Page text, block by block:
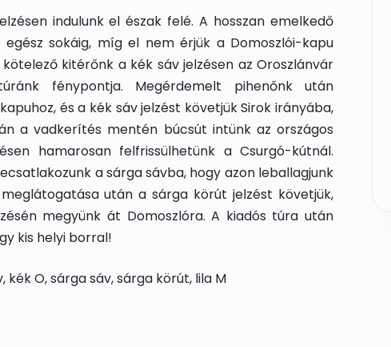
indulunk el észak felé. A hosszan emelkedő
egész sokáig, míg el nem érjük a Domoszlói-kapu
kitérőnk a kék sáv jelzésen az Oroszlánvár
fénypontja. Megérdemelt pihenőnk után
és a kék sáv jelzést követjük Sirok irányába,
a vadkerítés mentén búcsút intünk az országos
hamarosan felfrissülhetünk a Csurgó-kútnál.
a sárga sávba, hogy azon leballagjunk
után a sárga körút jelzést követjük,
megyünk át Domoszlóra. A kiadós túra után
kis helyi borral!
kék O, sárga sáv, sárga körút, lila M